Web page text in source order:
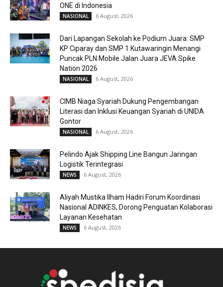
ONE di Indonesia
NASIONAL 6 August, 2026
Dari Lapangan Sekolah ke Podium Juara: SMP
KP Ciparay dan SMP 1 Kutawaringin Menangi
Puncak PLN Mobile Jalan Juara JEVA Spike
Nation 2026
NASIONAL 6 August, 2026
CIMB Niaga Syariah Dukung Pengembangan
Literasi dan Inklusi Keuangan Syariah di UNIDA
Gontor
NASIONAL 6 August, 2026
Pelindo Ajak Shipping Line Bangun Jaringan
Logistik Terintegrasi
NEWS 6 August, 2026
Aliyah Mustika Ilham Hadiri Forum Koordinasi
Nasional ADINKES, Dorong Penguatan Kolaborasi
Layanan Kesehatan
NEWS 6 August, 2026